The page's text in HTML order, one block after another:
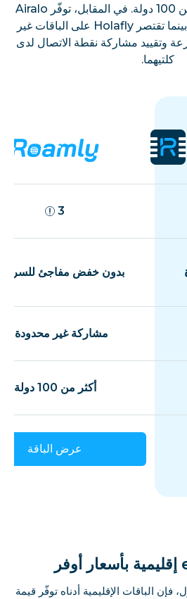
500 ميجابايت في أكثر من 100 دولة. في المقابل، توفّر Airalo
نوعين فقط من الباقات، بينما تقتصر Holafly على الباقات غير
وتقييد مشاركة نقطة الاتصال لدى
كلتيهما.
3
بدون خفض مفاجئ
مشاركة غير محدودة
أكثر من 100 دولة
عرض الباقة
الباقات الإقليمية أدناه توفّر قيمة